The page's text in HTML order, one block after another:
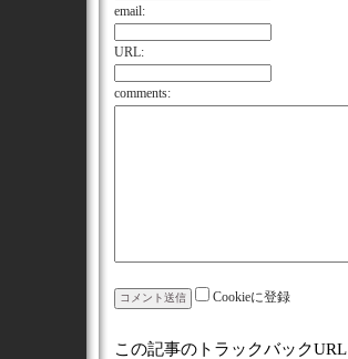
email:
URL:
comments:
Cookieに登録
この記事のトラックバックURL